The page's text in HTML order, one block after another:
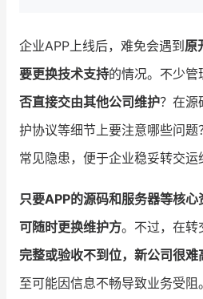
品牌消费观
新零售资讯
培训课程
增长俱乐部
增长俱乐部 有赞
商家社区 社群
企业APP上线后，难免会遇到 原
要更换技术支持的情况。不少管
否直接交由其他公司维护？在源
护协议等细节上要注意哪些问
常见隐患，便于企业稳妥转交运
只要APP的源码和服务器等核
可随时更换维护方。不过，在转
完整或验收不到位，新公司很
至可能因信息不畅导致业务受